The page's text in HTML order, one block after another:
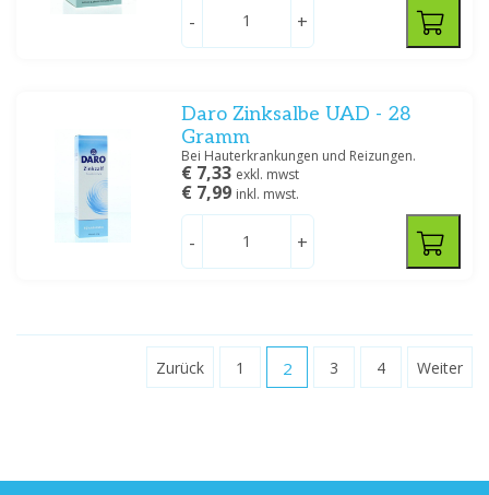
- +
Daro Zinksalbe UAD - 28
Gramm
Bei Hauterkrankungen und Reizungen.
€ 7,33 exkl. mwst
€ 7,99 inkl. mwst.
- +
Zurück 1 2 3 4 Weiter